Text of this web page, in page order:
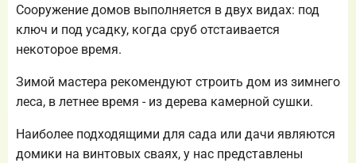
Сооружение домов выполняется в двух видах: под
ключ и под усадку, когда сруб отстаивается
некоторое время.
Зимой мастера рекомендуют строить дом из зимнего
леса, в летнее время - из дерева камерной сушки.
Наиболее подходящими для сада или дачи являются
домики на винтовых сваях, у нас представлены